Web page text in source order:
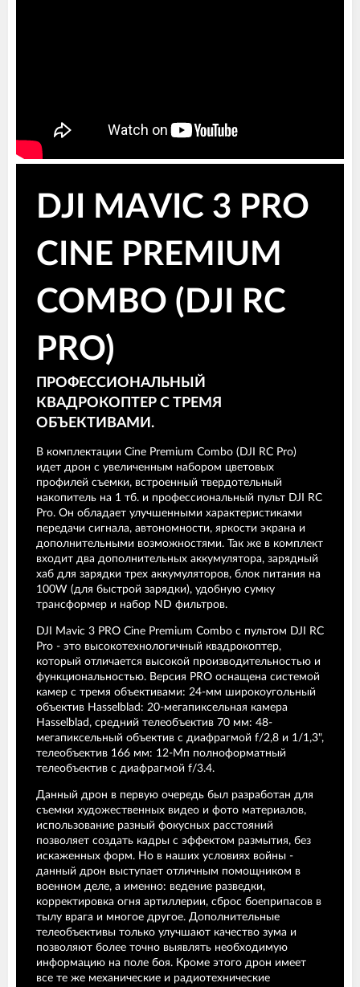
DJI MAVIC 3 PRO
CINE PREMIUM
COMBO (DJI RC
PRO)
ПРОФЕССИОНАЛЬНЫЙ
КВАДРОКОПТЕР С ТРЕМЯ
ОБЪЕКТИВАМИ.
В комплектации Cine Premium Combo (DJI RC Pro)
идет дрон с увеличенным набором цветовых
профилей съемки, встроенный твердотельный
накопитель на 1 тб. и профессиональный пульт DJI RC
Pro. Он обладает улучшенными характеристиками
передачи сигнала, автономности, яркости экрана и
дополнительными возможностями. Так же в комплект
входит два дополнительных аккумулятора, зарядный
хаб для зарядки трех аккумуляторов, блок питания на
100W (для быстрой зарядки), удобную сумку
трансформер и набор ND фильтров.
DJI Mavic 3 PRO Cine Premium Combo c пультом DJI RC
Pro - это высокотехнологичный квадрокоптер,
который отличается высокой производительностью и
функциональностью. Версия PRO оснащена системой
камер с тремя объективами: 24-мм широкоугольный
объектив Hasselblad: 20-мегапиксельная камера
Hasselblad, средний телеобъектив 70 мм: 48-
мегапиксельный объектив с диафрагмой f/2,8 и 1/1,3",
телеобъектив 166 мм: 12-Мп полноформатный
телеобъектив с диафрагмой f/3.4.
Данный дрон в первую очередь был разработан для
съемки художественных видео и фото материалов,
использование разный фокусных расстояний
позволяет создать кадры с эффектом размытия, без
искаженных форм. Но в наших условиях войны -
данный дрон выступает отличным помощником в
военном деле, а именно: ведение разведки,
корректировка огня артиллерии, сброс боеприпасов в
тылу врага и многое другое. Дополнительные
телеобъективы только улучшают качество зума и
позволяют более точно выявлять необходимую
информацию на поле боя. Кроме этого дрон имеет
все те же механические и радиотехнические